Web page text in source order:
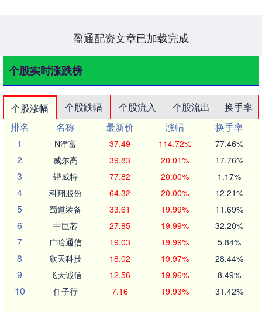
盈通配资文章已加载完成
个股实时涨跌榜
个股涨幅 个股跌幅 个股流入 个股流出
换手率
排名
名称 最新价 涨幅
换手率
1
N津富 37.49 114.72% 77.46%
2 威尔高 39.83 20.01% 17.76%
3 锴威特 77.82 20.00% 1.17%
4 科翔股份 64.32 20.00% 12.21%
5 蜀道装备 33.61 19.99% 11.69%
6 中巨芯 27.85 19.99% 32.20%
7 广哈通信 19.03 19.99% 5.84%
8 欣天科技 18.02 19.97% 28.44%
9 飞天诚信 12.56 19.96% 8.49%
10 任子行 7.16 19.93% 31.42%